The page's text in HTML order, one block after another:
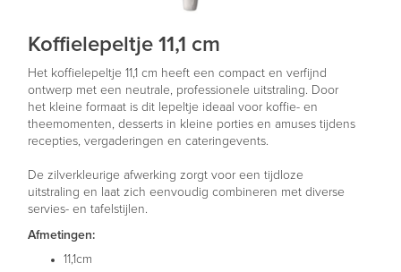
Koffielepeltje 11,1 cm
Het koffielepeltje 11,1 cm heeft een compact en verfijnd
ontwerp met een neutrale, professionele uitstraling. Door
het kleine formaat is dit lepeltje ideaal voor koffie- en
theemomenten, desserts in kleine porties en amuses tijdens
recepties, vergaderingen en cateringevents.
De zilverkleurige afwerking zorgt voor een tijdloze
uitstraling en laat zich eenvoudig combineren met diverse
servies- en tafelstijlen.
Afmetingen:
11,1cm